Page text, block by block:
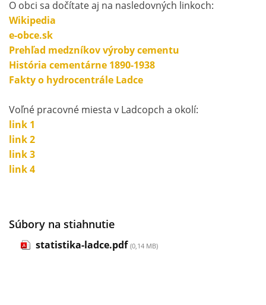
O obci sa dočítate aj na nasledovných linkoch:
Wikipedia
e-obce.sk
Prehľad medzníkov výroby cementu
História cementárne 1890-1938
Fakty o hydrocentrále Ladce
Voľné pracovné miesta v Ladcopch a okolí:
link 1
link 2
link 3
link 4
Súbory na stiahnutie
statistika-ladce.pdf (0,14 MB)